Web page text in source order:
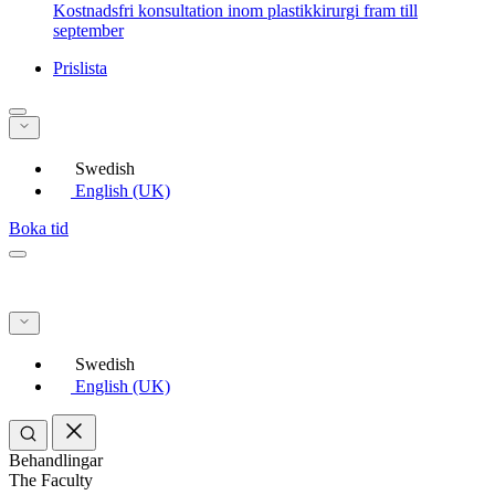
Kostnadsfri konsultation inom plastikkirurgi fram till
september
Prislista
Swedish
English (UK)
Boka tid
Swedish
English (UK)
Behandlingar
The Faculty